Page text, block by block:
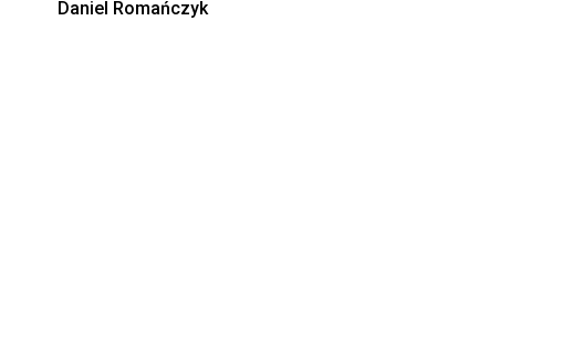
Daniel Romańczyk